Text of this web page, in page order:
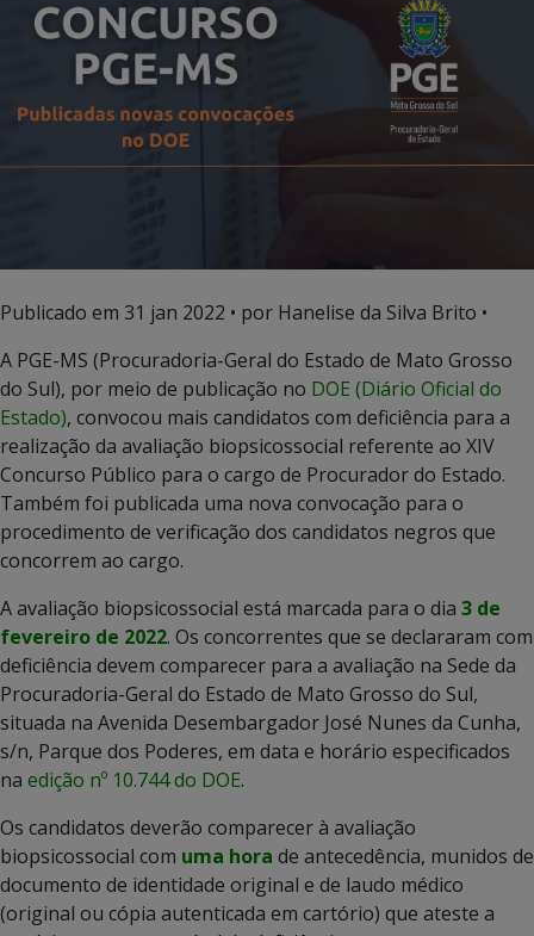
Publicado em 31 jan 2022 • por Hanelise da Silva Brito •
A PGE-MS (Procuradoria-Geral do Estado de Mato Grosso
do Sul), por meio de publicação no DOE (Diário Oficial do
Estado), convocou mais candidatos com deficiência para a
realização da avaliação biopsicossocial referente ao XIV
Concurso Público para o cargo de Procurador do Estado.
Também foi publicada uma nova convocação para o
procedimento de verificação dos candidatos negros que
concorrem ao cargo.
A avaliação biopsicossocial está marcada para o dia 3 de
fevereiro de 2022. Os concorrentes que se declararam com
deficiência devem comparecer para a avaliação na Sede da
Procuradoria-Geral do Estado de Mato Grosso do Sul,
situada na Avenida Desembargador José Nunes da Cunha,
s/n, Parque dos Poderes, em data e horário especificados
na edição nº 10.744 do DOE.
Os candidatos deverão comparecer à avaliação
biopsicossocial com uma hora de antecedência, munidos de
documento de identidade original e de laudo médico
(original ou cópia autenticada em cartório) que ateste a